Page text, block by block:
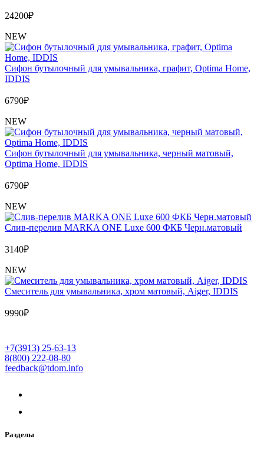
24200₽
NEW
Сифон бутылочный для умывальника, графит, Optima Home,
IDDIS
6790₽
NEW
Сифон бутылочный для умывальника, черный матовый,
Optima Home, IDDIS
6790₽
NEW
Слив-перелив MARKA ONE Luxe 600 ФКБ Черн.матовый
3140₽
NEW
Cмеситель для умывальника, хром матовый, Aiger, IDDIS
9990₽
+7(3913) 25-63-13
8(800) 222-08-80
feedback@tdom.info
Разделы